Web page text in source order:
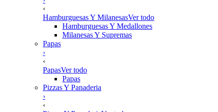
‹
Hamburguesas Y MilanesasVer todo
Hamburguesas Y Medallones
Milanesas Y Supremas
Papas
›
‹
PapasVer todo
Papas
Pizzas Y Panaderia
›
‹